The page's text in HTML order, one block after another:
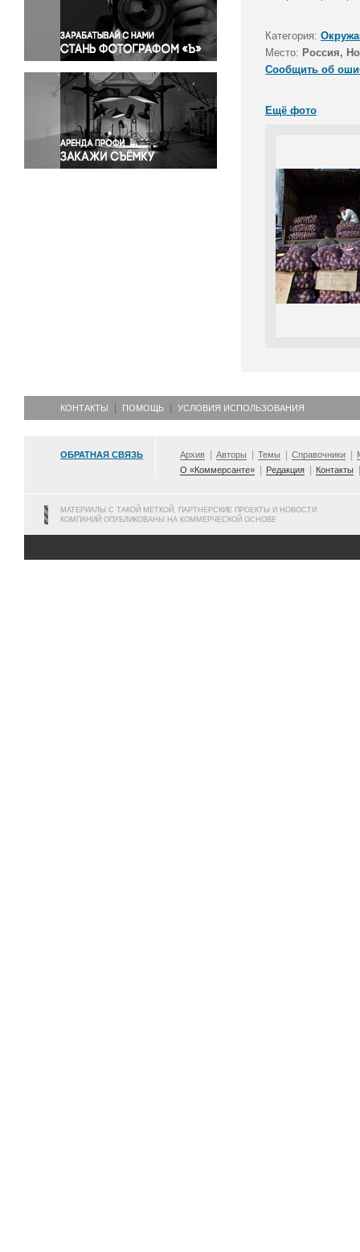
Правосудие
Происшествия и конфликты
Религия
Светская жизнь
Спорт
Экология
Экономика и бизнес
Категория:
Место: Россия,
Сообщить об
Ещё фото
КОНТАКТЫ ПОМОЩЬ УСЛОВИЯ ИСПОЛЬЗОВАНИЯ
ОБРАТНАЯ СВЯЗЬ Архив Авторы Темы Справочники
О «Коммерсанте»
Редакция Контакты
МАТЕРИАЛЫ С ТАКОЙ МЕТКОЙ, ПАРТНЕРСКИЕ ПРОЕКТЫ И НОВОСТИ
КОМПАНИЙ ОПУБЛИКОВАНЫ НА КОММЕРЧЕСКОЙ ОСНОВЕ